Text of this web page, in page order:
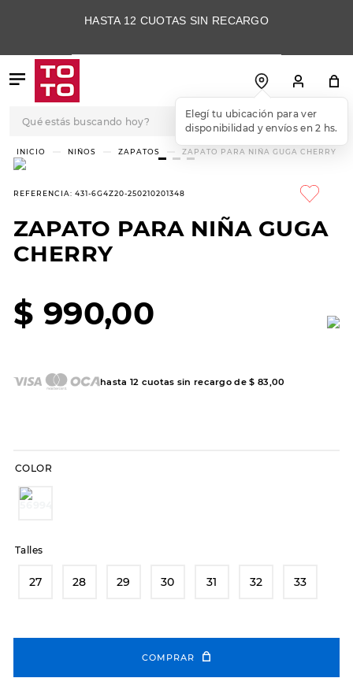
HASTA 12 CUOTAS SIN RECARGO
NIÑOS ZAPATOS ZAPATO PARA NIÑA GUGA CHERRY
REFERENCIA: 431-6G4Z20-250210201348
ZAPATO PARA NIÑA GUGA
CHERRY
$ 990,00
hasta 12 cuotas sin recargo de$ 83 00
COLOR
Talles
27 28 29 30 31 32 33
COMPRAR
TÉRMINOS MÁS
BUSCADOS
1
skechers
8.
hitec